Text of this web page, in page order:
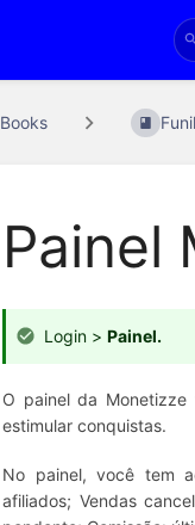
Books
Painel
Login > Painel.
O painel da
estimular conquistas.
No painel, você tem
afiliados; Vendas